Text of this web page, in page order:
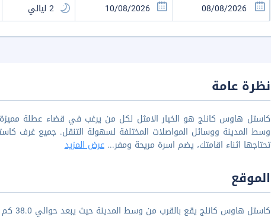
نظرة عامة
كاستل هاوس كانلج هو الخيار الامثل لكل من يرغب في قضاء عطلة
وسط المدينة ووسائل المواصلات المختلفة لسهولة التنقل. جميع غرف
تحتاجها اثناء اقامتك، يضم اسرة مريحة ومفر...عرض المزيد
الموقع
كاستل هاوس كانلج يقع بالقرب من وسط المدينة حيث يبعد حوالي 38.0 كم من مطار غوا الدولي.